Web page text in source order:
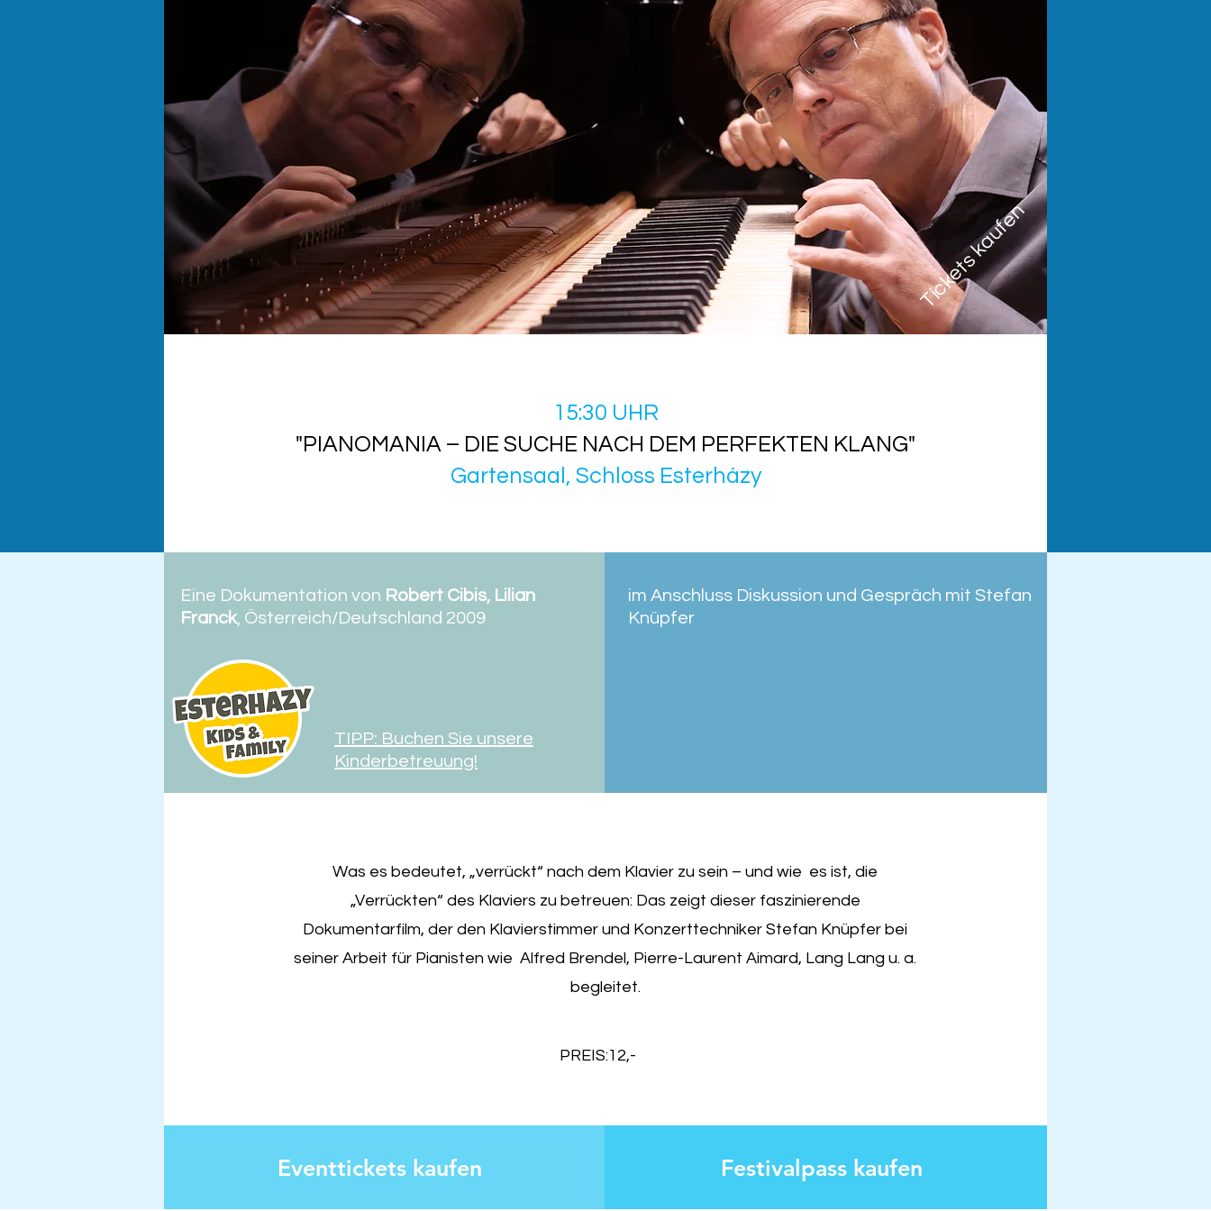
Tickets kaufen
15:30 UHR
"PIANOMANIA – DIE SUCHE NACH DEM PERFEKTEN KLANG"
Gartensaal, Schloss Esterházy
Eine Dokumentation von Robert Cibis, Lilian
Franck, Österreich/Deutschland 2009
TIPP: Buchen Sie unsere
Kinderbetreuung!
im Anschluss Diskussion und Gespräch mit Stefan
Knüpfer
Was es bedeutet, „verrückt“ nach dem Klavier zu sein – und wie es ist, die
„Verrückten“ des Klaviers zu betreuen: Das zeigt dieser faszinierende
Dokumentarfilm, der den Klavierstimmer und Konzerttechniker Stefan Knüpfer bei
seiner Arbeit für Pianisten wie Alfred Brendel, Pierre-Laurent Aimard, Lang Lang u. a.
begleitet.
PREIS:12,-
Eventtickets kaufen Festivalpass kaufen